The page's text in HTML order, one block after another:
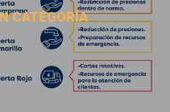
CATEGORÍA